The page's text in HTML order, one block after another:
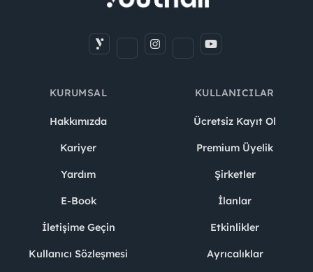
KURUMSAL
Hakkımızda
Kariyer
Yardım
E-Book
İletişime Geçin
Kullanıcı Sözleşmesi
KULLANICILAR
Ücretsiz Kayıt Ol
Premium Üyelik
Şirketler
İlanlar
Etkinlikler
Ayrıcalıklar